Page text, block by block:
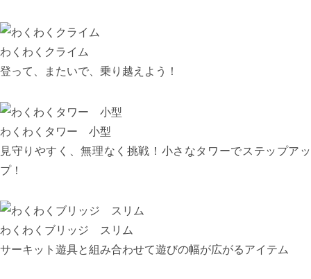
わくわくクライム
登って、またいで、乗り越えよう！
わくわくタワー 小型
見守りやすく、無理なく挑戦！小さなタワーでステップアッ
プ！
わくわくブリッジ スリム
サーキット遊具と組み合わせて遊びの幅が広がるアイテム